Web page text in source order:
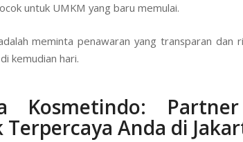
untuk UMKM yang baru memulai.
meminta penawaran yang transparan dan
kemudian hari.
Kosmetindo:
Terpercaya Anda di